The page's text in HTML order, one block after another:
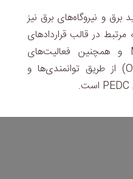
برق و نیروگاه‌های برق نیز
در قالب قراردادهای
Turn Key، EPC و MC و همچنین فعالیت‌های
بهره‌برداری و نگهداری (O&M) از طریق توانمندی‌ها و